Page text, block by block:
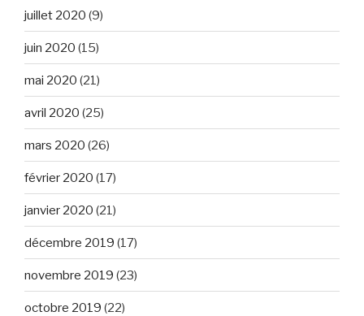
juillet 2020 (9)
juin 2020 (15)
mai 2020 (21)
avril 2020 (25)
mars 2020 (26)
février 2020 (17)
janvier 2020 (21)
décembre 2019 (17)
novembre 2019 (23)
octobre 2019 (22)